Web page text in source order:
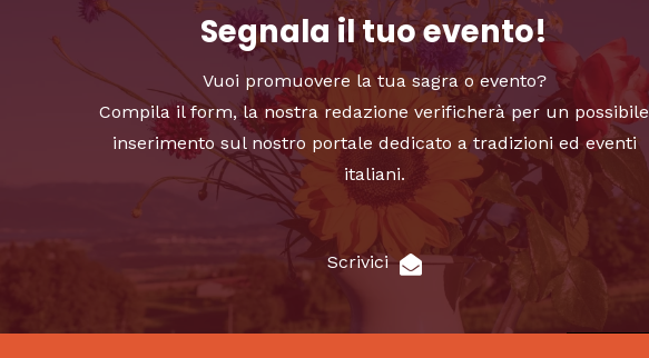
Segnala il tuo evento!
Vuoi promuovere la tua sagra o evento?
Compila il form, la nostra redazione verificherà per un possibile
inserimento sul nostro portale dedicato a tradizioni ed eventi
italiani.
Scrivici